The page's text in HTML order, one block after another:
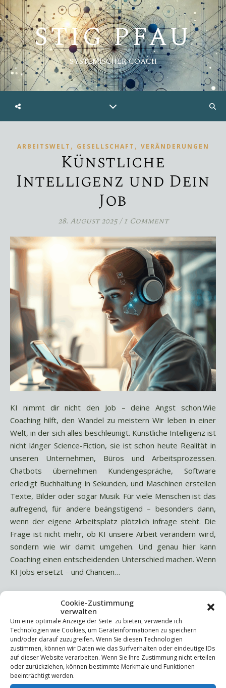
Cookie-Zustimmung
verwalten
Um eine optimale Anzeige der Seite zu bieten, verwende ich
Technologien wie Cookies, um Geräteinformationen zu speichern
und/oder darauf zuzugreifen. Wenn Sie diesen Technologien
zustimmen, können wir Daten wie das Surfverhalten oder eindeutige IDs
auf dieser Website verarbeiten. Wenn Sie Ihre Zustimmung nicht erteilen
oder zurückziehen, können bestimmte Merkmale und Funktionen
beeinträchtigt werden.
STIG PFAU
SYSTEMISCHER COACH
ARBEITSWELT , GESELLSCHAFT , VERÄNDERUNGEN
Künstliche
Intelligenz und Dein
Job
28. August 2025/ 1 Comment
KI nimmt dir nicht den Job – deine Angst schon.Wie
Coaching hilft, den Wandel zu meistern Wir leben in einer
Welt, in der sich alles beschleunigt. Künstliche Intelligenz ist
nicht länger Science-Fiction, sie ist schon heute Realität in
unseren Unternehmen, Büros und Arbeitsprozessen.
Chatbots übernehmen Kundengespräche, Software
erledigt Buchhaltung in Sekunden, und Maschinen erstellen
Texte, Bilder oder sogar Musik. Für viele Menschen ist das
aufregend, für andere beängstigend – besonders dann,
wenn der eigene Arbeitsplatz plötzlich infrage steht. Die
Frage ist nicht mehr, ob KI unsere Arbeit verändern wird,
sondern wie wir damit umgehen. Und genau hier kann
Coaching einen entscheidenden Unterschied machen. Wenn
KI Jobs ersetzt – und Chancen…
WEITERLESEN
Suchen